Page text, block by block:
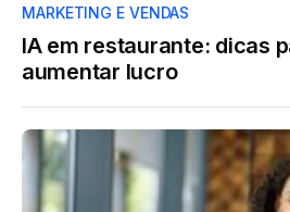
MARKETING E VENDAS
IA em restaurante: dicas
aumentar lucro